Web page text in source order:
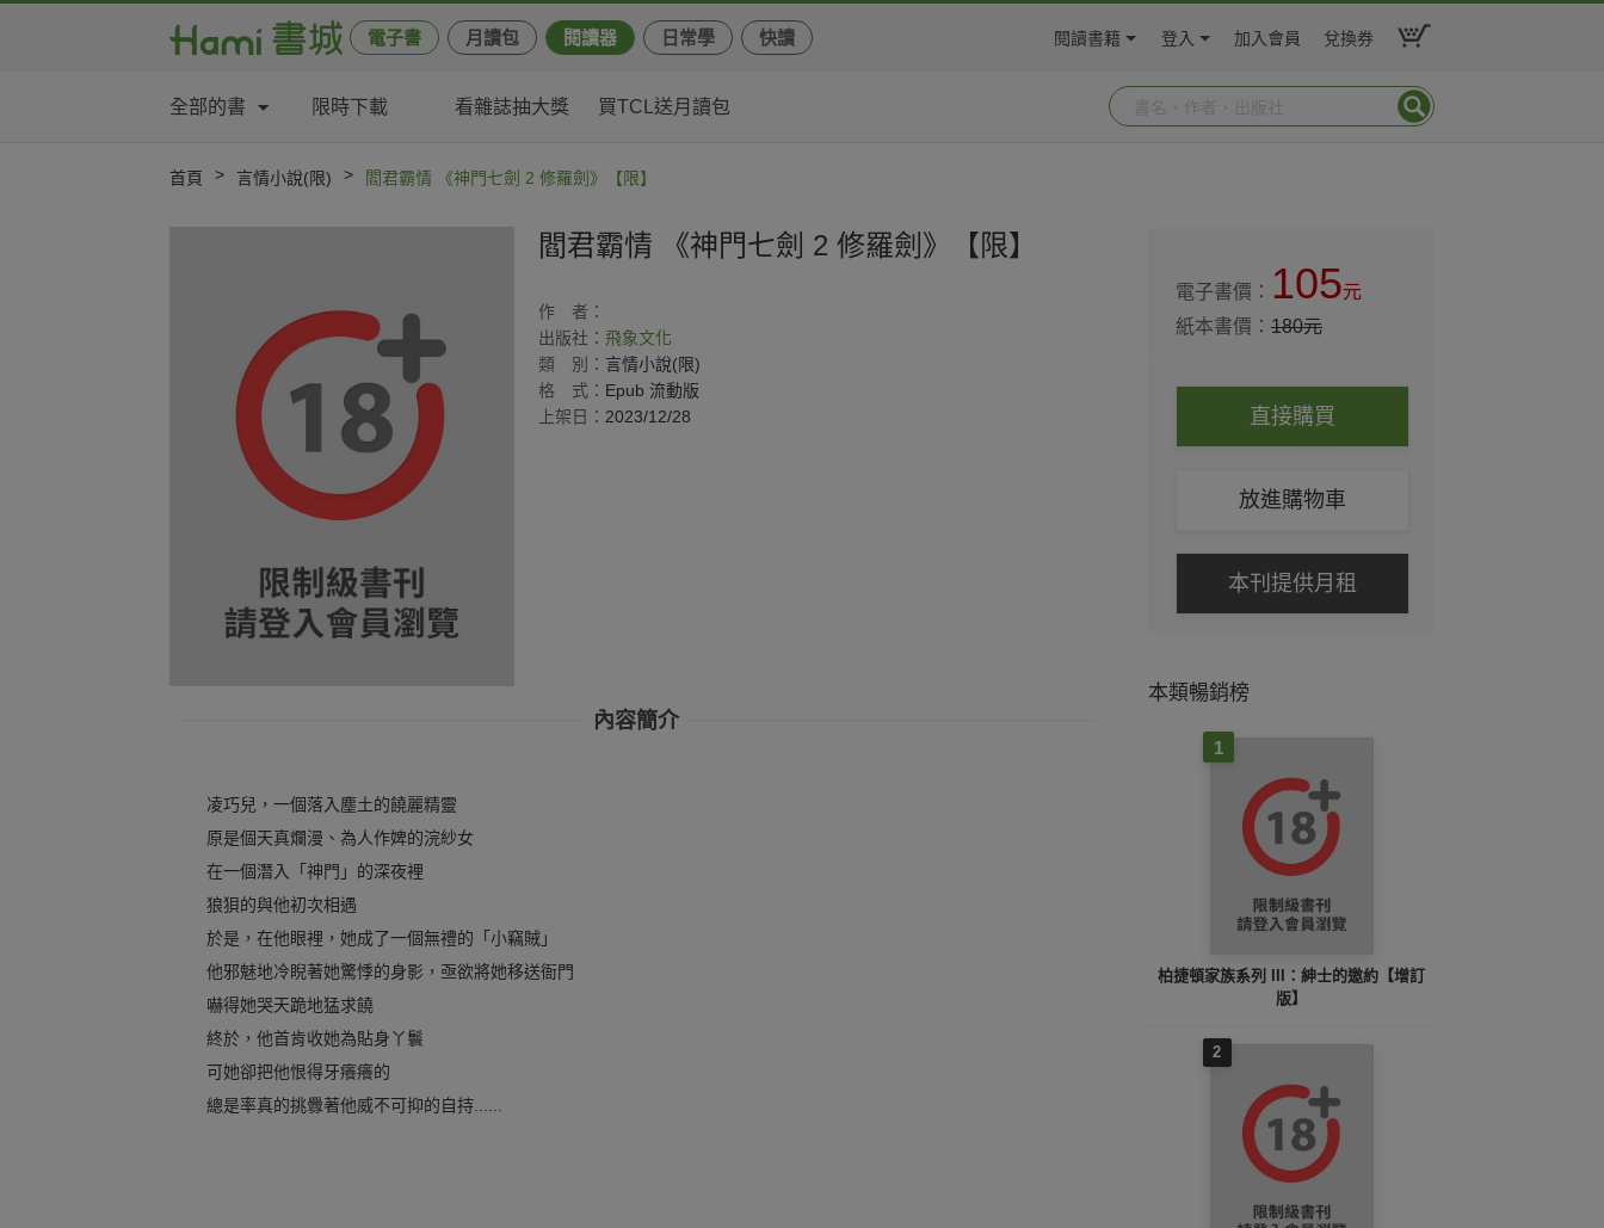
電子書 月讀包 閱讀器 日常學 快讀 閱讀書籍 登入 加入會員 兌換券
全部的書 限時下載 看雜誌抽大獎 買TCL送月讀包
首頁 > 言情小說(限) > 閻君霸情 《神門七劍 2 修羅劍》【限】
閻君霸情 《神門七劍 2 修羅劍》【限】
作
者：
出版社： 飛象文化
類
別： 言情小說(限)
格
式： Epub 流動版
上架日： 2023/12/28
內容簡介
凌巧兒，一個落入塵土的饒麗精靈
原是個天真爛漫、為人作婢的浣紗女
在一個潛入「神門」的深夜裡
狼狽的與他初次相遇
於是，在他眼裡，她成了一個無禮的「小竊賊」
他邪魅地冷睨著她驚悸的身影，亟欲將她移送衙門
嚇得她哭天跪地猛求饒
終於，他首肯收她為貼身丫鬟
可她卻把他恨得牙癢癢的
總是率真的挑釁著他威不可抑的自持......
電子書價： 105元
紙本書價：180元
直接購買
放進購物車
本刊提供月租
本類暢銷榜
1
柏捷頓家族系列 III：紳士的邀約【增訂
版】
2